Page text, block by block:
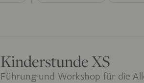
Kinderstunde XS
Führung und Workshop für die